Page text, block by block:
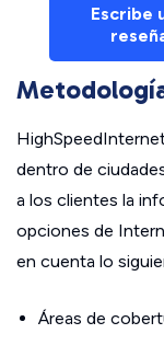
Escribe
dentro de
a los clientes la
opciones de
en cuenta lo
Áreas de